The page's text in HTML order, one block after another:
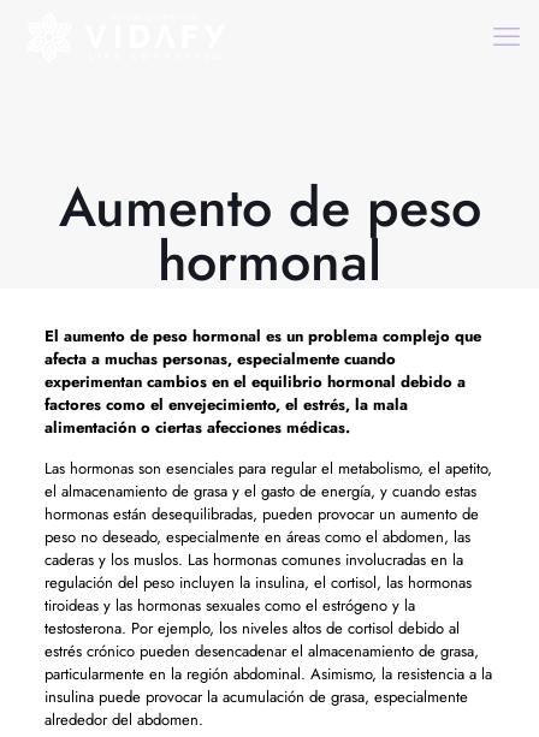
Aumento de peso
hormonal
El aumento de peso hormonal es un problema complejo que
afecta a muchas personas, especialmente cuando
experimentan cambios en el equilibrio hormonal debido a
factores como el envejecimiento, el estrés, la mala
alimentación o ciertas afecciones médicas.
Las hormonas son esenciales para regular el metabolismo, el apetito,
el almacenamiento de grasa y el gasto de energía, y cuando estas
hormonas están desequilibradas, pueden provocar un aumento de
peso no deseado, especialmente en áreas como el abdomen, las
caderas y los muslos. Las hormonas comunes involucradas en la
regulación del peso incluyen la insulina, el cortisol, las hormonas
tiroideas y las hormonas sexuales como el estrógeno y la
testosterona. Por ejemplo, los niveles altos de cortisol debido al
estrés crónico pueden desencadenar el almacenamiento de grasa,
particularmente en la región abdominal. Asimismo, la resistencia a la
insulina puede provocar la acumulación de grasa, especialmente
alrededor del abdomen.